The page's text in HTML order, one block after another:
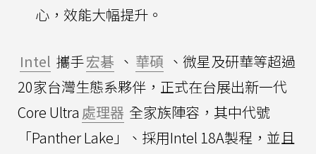
心，效能大幅提升。
Intel 攜手宏碁 、 華碩 、微星及研華等超過
20家台灣生態系夥伴，正式在台展出新一代
Core Ultra 處理器 全家族陣容，其中代號
「Panther Lake」、採用Intel 18A製程，並且